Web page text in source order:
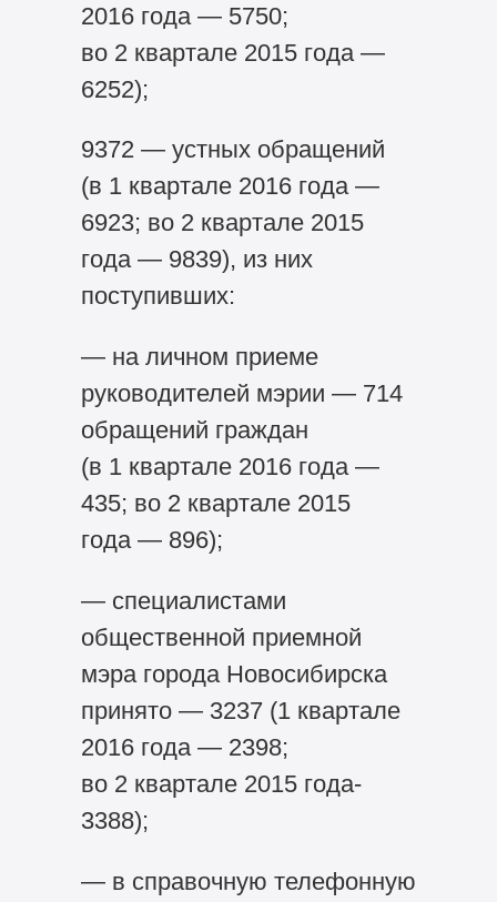
2016 года — 5750;
во 2 квартале 2015 года —
6252);
9372 — устных обращений
(в 1 квартале 2016 года —
6923; во 2 квартале 2015
года — 9839), из них
поступивших:
— на личном приеме
руководителей мэрии — 714
обращений граждан
(в 1 квартале 2016 года —
435; во 2 квартале 2015
года — 896);
— специалистами
общественной приемной
мэра города Новосибирска
принято — 3237 (1 квартале
2016 года — 2398;
во 2 квартале 2015 года-
3388);
— в справочную телефонную